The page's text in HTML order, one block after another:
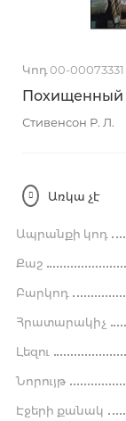
Կոդ 00-00073331
Похищенный
Стивенсон Р. Л.
Առկա չէ
Ապրանքի կոդ
Քաշ
Բարկոդ
Հրատարակիչ
Լեզու
Նորույթ
Էջերի քանակ